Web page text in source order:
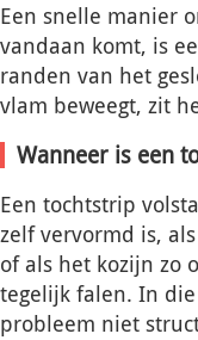
Een snelle manier
vandaan komt, is
randen van het
vlam beweegt, zit
Wanneer is een
Een tochtstrip
zelf vervormd is,
of als het kozijn zo
tegelijk falen. In
probleem niet